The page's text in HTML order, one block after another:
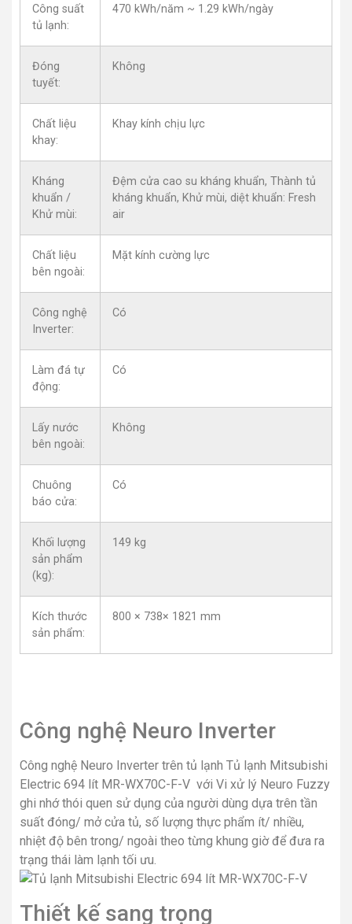
Công suất
tủ lạnh:
470 kWh/năm ~ 1.29 kWh/ngày
Đóng
tuyết:
Không
Chất liệu
khay:
Khay kính chịu lực
Kháng
khuẩn /
Khử mùi:
Đệm cửa cao su kháng khuẩn, Thành tủ
kháng khuẩn, Khử mùi, diệt khuẩn: Fresh
air
Chất liệu
bên ngoài:
Mặt kính cường lực
Công nghệ
Inverter:
Có
Làm đá tự
động:
Có
Lấy nước
bên ngoài:
Không
Chuông
báo cửa:
Có
Khối lượng
sản phẩm
(kg):
149 kg
Kích thước
sản phẩm:
800 × 738× 1821 mm
Công nghệ Neuro Inverter
Công nghệ Neuro Inverter trên tủ lạnh Tủ lạnh Mitsubishi
Electric 694 lít MR-WX70C-F-V với Vi xử lý Neuro Fuzzy
ghi nhớ thói quen sử dụng của người dùng dựa trên tần
suất đóng/ mở cửa tủ, số lượng thực phẩm ít/ nhiều,
nhiệt độ bên trong/ ngoài theo từng khung giờ để đưa ra
trạng thái làm lạnh tối ưu.
Thiết kế sang trọng